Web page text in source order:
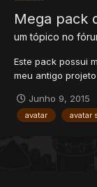
Mega pack
um tópico no
Este pack possui
meu antigo
que há. DOWNLOAD
Junho 9, 2015
avatar avatar